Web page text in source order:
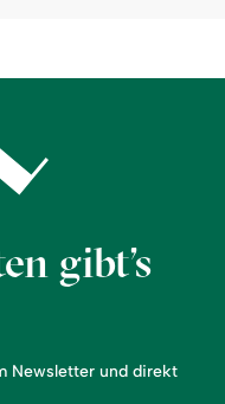
gibt’s
Newsletter und direkt